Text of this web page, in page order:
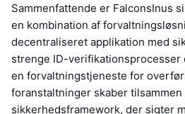
Sammenfattende er FalconsInus
en kombination af
decentraliseret applikation med
strenge ID-verifikationsprocesser
en forvaltningstjeneste for
foranstaltninger skaber
sikkerhedsframework, der sigter